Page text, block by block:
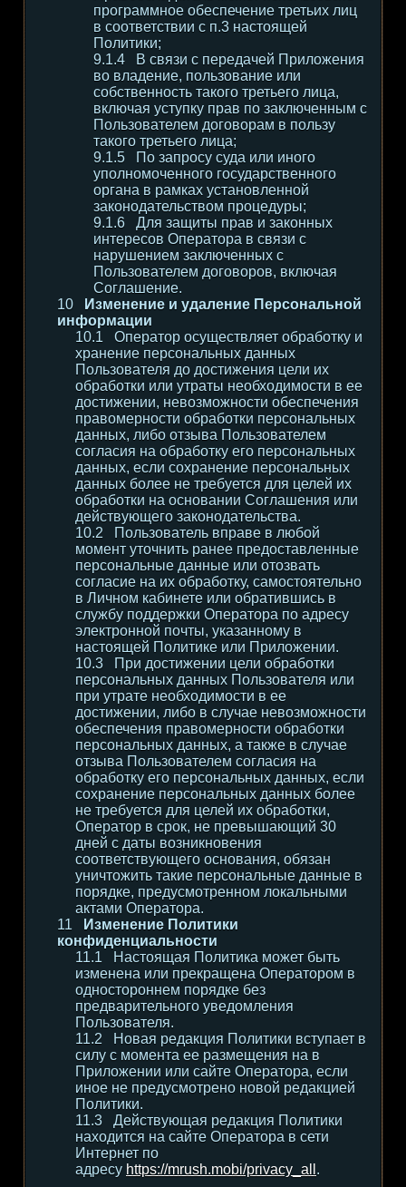
программное обеспечение третьих лиц
в соответствии с п.3 настоящей
Политики;
В связи с передачей Приложения
во владение, пользование или
собственность такого третьего лица,
включая уступку прав по заключенным с
Пользователем договорам в пользу
такого третьего лица;
По запросу суда или иного
уполномоченного государственного
органа в рамках установленной
законодательством процедуры;
Для защиты прав и законных
интересов Оператора в связи с
нарушением заключенных с
Пользователем договоров, включая
Соглашение.
Изменение и удаление Персональной
информации
Оператор осуществляет обработку и
хранение персональных данных
Пользователя до достижения цели их
обработки или утраты необходимости в ее
достижении, невозможности обеспечения
правомерности обработки персональных
данных, либо отзыва Пользователем
согласия на обработку его персональных
данных, если сохранение персональных
данных более не требуется для целей их
обработки на основании Соглашения или
действующего законодательства.
Пользователь вправе в любой
момент уточнить ранее предоставленные
персональные данные или отозвать
согласие на их обработку, самостоятельно
в Личном кабинете или обратившись в
службу поддержки Оператора по адресу
электронной почты, указанному в
настоящей Политике или Приложении.
При достижении цели обработки
персональных данных Пользователя или
при утрате необходимости в ее
достижении, либо в случае невозможности
обеспечения правомерности обработки
персональных данных, а также в случае
отзыва Пользователем согласия на
обработку его персональных данных, если
сохранение персональных данных более
не требуется для целей их обработки,
Оператор в срок, не превышающий 30
дней с даты возникновения
соответствующего основания, обязан
уничтожить такие персональные данные в
порядке, предусмотренном локальными
актами Оператора.
Изменение Политики
конфиденциальности
Настоящая Политика может быть
изменена или прекращена Оператором в
одностороннем порядке без
предварительного уведомления
Пользователя.
Новая редакция Политики вступает в
силу с момента ее размещения на в
Приложении или сайте Оператора, если
иное не предусмотрено новой редакцией
Политики.
Действующая редакция Политики
находится на сайте Оператора в сети
Интернет по
адресу https://mrush.mobi/privacy_all .